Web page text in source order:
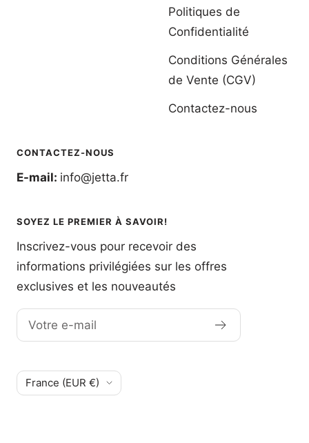
Politiques de
Confidentialité
Conditions Générales
de Vente (CGV)
Contactez-nous
CONTACTEZ-NOUS
E-mail: info@jetta.fr
SOYEZ LE PREMIER À SAVOIR!
Inscrivez-vous pour recevoir des
informations privilégiées sur les offres
exclusives et les nouveautés
Votre e-mail
Pays/région
France (EUR €)